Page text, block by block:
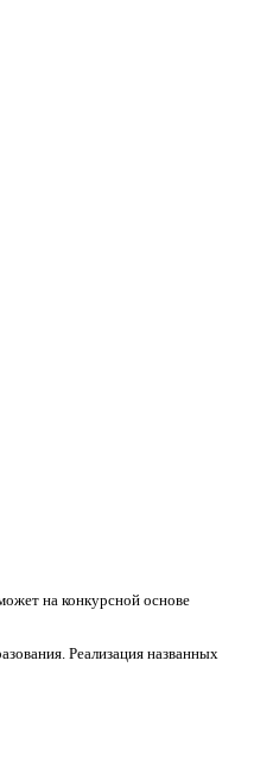
на конкурсной основе
Реализация названных